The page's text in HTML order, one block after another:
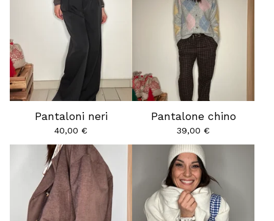
Pantaloni neri
40,00 €
Pantalone chino
39,00 €